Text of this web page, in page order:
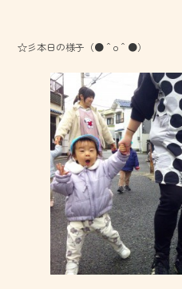
☆彡本日の様子（●＾o＾●）